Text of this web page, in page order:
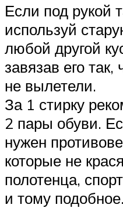
Если под рукой
используй
любой другой
завязав его так,
не вылетели.
За 1 стирку
2 пары обуви.
нужен
которые не
полотенца,
и тому подобное.